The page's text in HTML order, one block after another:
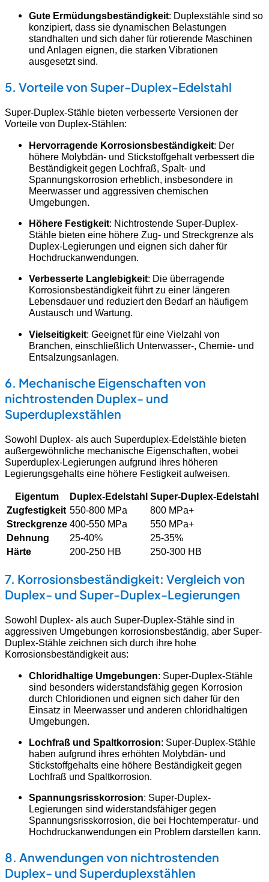
Gute Ermüdungsbeständigkeit: Duplexstähle sind so
konzipiert, dass sie dynamischen Belastungen
standhalten und sich daher für rotierende Maschinen
und Anlagen eignen, die starken Vibrationen
ausgesetzt sind.
5. Vorteile von Super-Duplex-Edelstahl
Super-Duplex-Stähle bieten verbesserte Versionen der
Vorteile von Duplex-Stählen:
Hervorragende Korrosionsbeständigkeit: Der
höhere Molybdän- und Stickstoffgehalt verbessert die
Beständigkeit gegen Lochfraß, Spalt- und
Spannungskorrosion erheblich, insbesondere in
Meerwasser und aggressiven chemischen
Umgebungen.
Höhere Festigkeit: Nichtrostende Super-Duplex-
Stähle bieten eine höhere Zug- und Streckgrenze als
Duplex-Legierungen und eignen sich daher für
Hochdruckanwendungen.
Verbesserte Langlebigkeit: Die überragende
Korrosionsbeständigkeit führt zu einer längeren
Lebensdauer und reduziert den Bedarf an häufigem
Austausch und Wartung.
Vielseitigkeit: Geeignet für eine Vielzahl von
Branchen, einschließlich Unterwasser-, Chemie- und
Entsalzungsanlagen.
6. Mechanische Eigenschaften von
nichtrostenden Duplex- und
Superduplexstählen
Sowohl Duplex- als auch Superduplex-Edelstähle bieten
außergewöhnliche mechanische Eigenschaften, wobei
Superduplex-Legierungen aufgrund ihres höheren
Legierungsgehalts eine höhere Festigkeit aufweisen.
Eigentum Duplex-Edelstahl Super-Duplex-Edelstahl
Zugfestigkeit 550-800 MPa
800 MPa+
Streckgrenze 400-550 MPa
550 MPa+
Dehnung
25-40%
25-35%
Härte
200-250 HB 250-300 HB
7. Korrosionsbeständigkeit: Vergleich von
Duplex- und Super-Duplex-Legierungen
Sowohl Duplex- als auch Super-Duplex-Stähle sind in
aggressiven Umgebungen korrosionsbeständig, aber Super-
Duplex-Stähle zeichnen sich durch ihre hohe
Korrosionsbeständigkeit aus:
Chloridhaltige Umgebungen: Super-Duplex-Stähle
sind besonders widerstandsfähig gegen Korrosion
durch Chloridionen und eignen sich daher für den
Einsatz in Meerwasser und anderen chloridhaltigen
Umgebungen.
Lochfraß und Spaltkorrosion: Super-Duplex-Stähle
haben aufgrund ihres erhöhten Molybdän- und
Stickstoffgehalts eine höhere Beständigkeit gegen
Lochfraß und Spaltkorrosion.
Spannungsrisskorrosion: Super-Duplex-
Legierungen sind widerstandsfähiger gegen
Spannungsrisskorrosion, die bei Hochtemperatur- und
Hochdruckanwendungen ein Problem darstellen kann.
8. Anwendungen von nichtrostenden
Duplex- und Superduplexstählen